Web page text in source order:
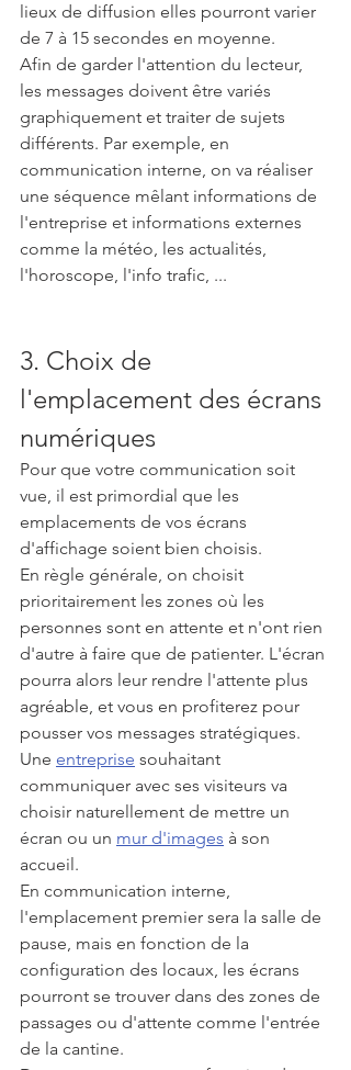
lieux de diffusion elles pourront varier
de 7 à 15 secondes en moyenne.
Afin de garder l'attention du lecteur,
les messages doivent être variés
graphiquement et traiter de sujets
différents. Par exemple, en
communication interne, on va réaliser
une séquence mêlant informations de
l'entreprise et informations externes
comme la météo, les actualités,
l'horoscope, l'info trafic, ...
3. Choix de
l'emplacement des écrans
numériques
Pour que votre communication soit
vue, il est primordial que les
emplacements de vos écrans
d'affichage soient bien choisis.
En règle générale, on choisit
prioritairement les zones où les
personnes sont en attente et n'ont rien
d'autre à faire que de patienter. L'écran
pourra alors leur rendre l'attente plus
agréable, et vous en profiterez pour
pousser vos messages stratégiques.
Une entreprise souhaitant
communiquer avec ses visiteurs va
choisir naturellement de mettre un
écran ou un mur d'images à son
accueil.
En communication interne,
l'emplacement premier sera la salle de
pause, mais en fonction de la
configuration des locaux, les écrans
pourront se trouver dans des zones de
passages ou d'attente comme l'entrée
de la cantine.